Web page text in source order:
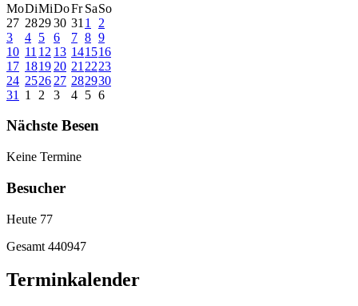
MoDiMiDoFr SaSo
27 282930 31 1
2
3
4 5 6 7 8 9
10 11 12 13 141516
17 1819 20 21 2223
24 2526 27 282930
31
1 2 3 4 5 6
Nächste Besen
Keine Termine
Besucher
Heute 77
Gesamt 440947
Terminkalender